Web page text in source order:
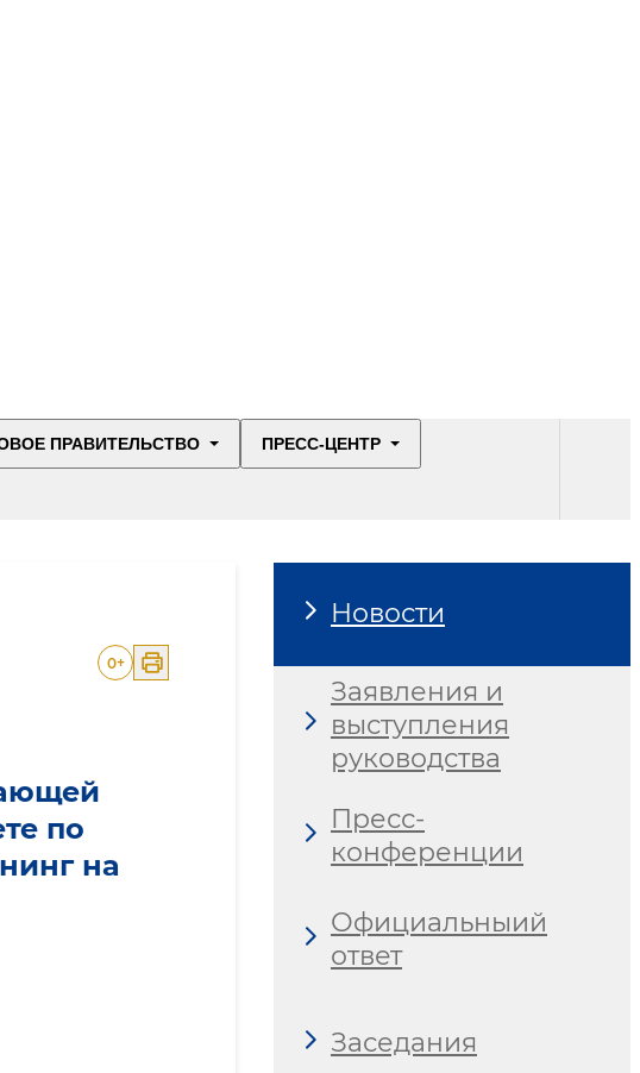
ПРАВИТЕЛЬСТВО ПРЕСС-ЦЕНТР
0+
по
на
Новости
Заявления и
выступления
руководства
Пресс-
конференции
Официальныий
ответ
Заседания